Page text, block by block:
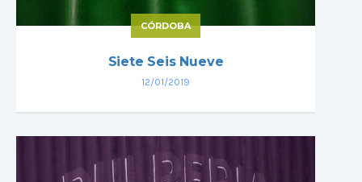
CÓRDOBA
Siete Seis Nueve
12/01/2019